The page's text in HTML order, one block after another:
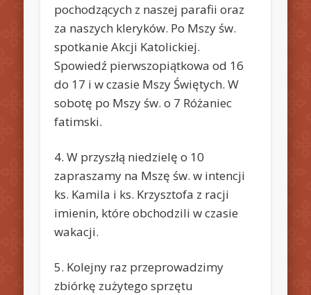
pochodzących z naszej parafii oraz
za naszych kleryków. Po Mszy św.
spotkanie Akcji Katolickiej.
Spowiedź pierwszopiątkowa od 16
do 17 i w czasie Mszy Świętych. W
sobotę po Mszy św. o 7 Różaniec
fatimski.
4. W przyszłą niedzielę o 10
zapraszamy na Mszę św. w intencji
ks. Kamila i ks. Krzysztofa z racji
imienin, które obchodzili w czasie
wakacji.
5. Kolejny raz przeprowadzimy
zbiórkę zużytego sprzętu